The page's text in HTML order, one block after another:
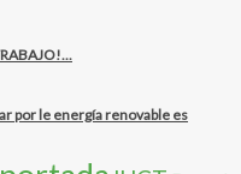
por le energía renovable es